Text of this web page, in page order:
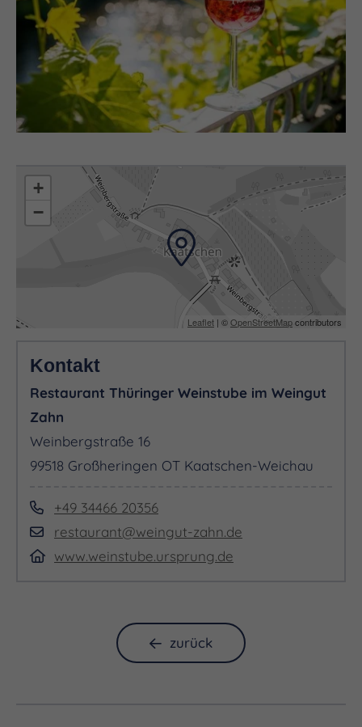
+
−
Leaflet | ©OpenStreetMapcontributors
Kontakt
Restaurant Thüringer Weinstube im Weingut
Zahn
Weinbergstraße 16
99518 Großheringen OT Kaatschen-Weichau
+49 34466 20356
restaurant@weingut-zahn.de
www.weinstube.ursprung.de
zurück